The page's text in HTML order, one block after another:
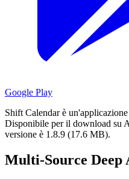
Google Play
Shift Calendar è
Disponibile per il download su
versione è 1.8.9 (17.6 MB).
Multi-Source Deep